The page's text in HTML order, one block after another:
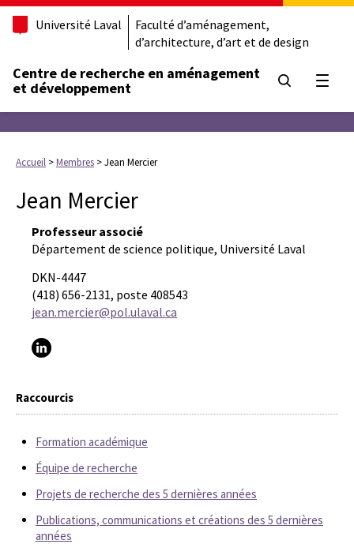
Université Laval
Faculté d’aménagement,
d’architecture, d’art et de design
Centre de recherche en aménagement
et développement
Accueil >Membres >Jean Mercier
Jean Mercier
Professeur associé
Département de science politique, Université Laval
DKN-4447
(418) 656-2131, poste 408543
jean.mercier@pol.ulaval.ca
Raccourcis
Formation académique
Équipe de recherche
Projets de recherche des 5 dernières années
Publications, communications et créations des 5 dernières
années